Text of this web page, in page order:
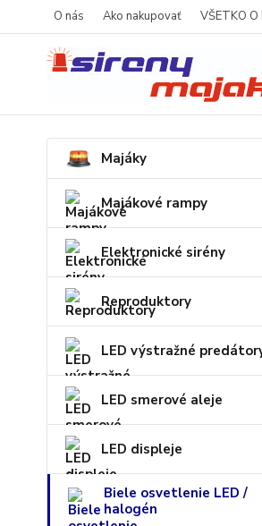
O nás Ako nakupovať VŠETKO O
Majáky
Majákové rampy
Elektronické sirény
Reproduktory
LED výstražné
LED smerové aleje
LED displeje
Biele osvetlenie LED /
halogén